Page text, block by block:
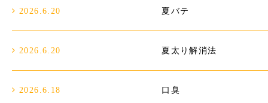
2026.6.20 夏バテ
2026.6.20 夏太り解消法
2026.6.18 口臭